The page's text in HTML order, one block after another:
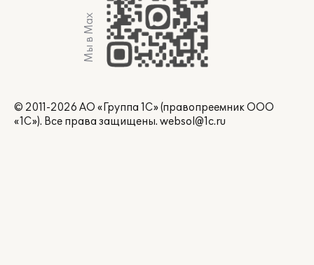
Мы в Max
© 2011-2026 АО «Группа 1С» (правопреемник ООО
«1С»). Все права защищены. websol@1c.ru